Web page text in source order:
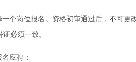
个岗位报名。资格初审通过后，不可
必须一致。
应聘：